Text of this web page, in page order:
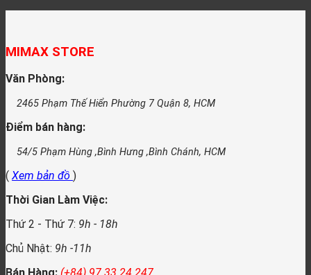
MIMAX STORE
Văn Phòng:
2465 Phạm Thế Hiển Phường 7 Quận 8, HCM
Điểm bán hàng:
54/5 Phạm Hùng ,Bình Hưng ,Bình Chánh, HCM
( Xem bản đồ )
Thời Gian Làm Việc:
Thứ 2 - Thứ 7: 9h - 18h
Chủ Nhật: 9h -11h